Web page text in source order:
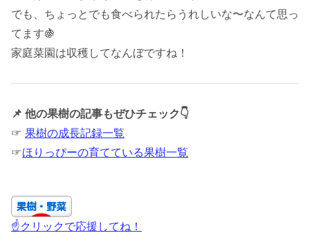
でも、ちょっとでも食べられたらうれしいな〜なんて思っ
てます🍇
家庭菜園は収穫してなんぼですね！
📌 他の果樹の記事もぜひチェック👇
☞ 果樹の成長記録一覧
☞ほりっぴーの育てている果樹一覧
☝クリックで応援してね！